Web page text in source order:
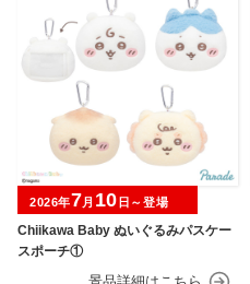
Chiikawa Baby ぬいぐるみパスケー
スポーチ①
2026年7月 10 日～登場